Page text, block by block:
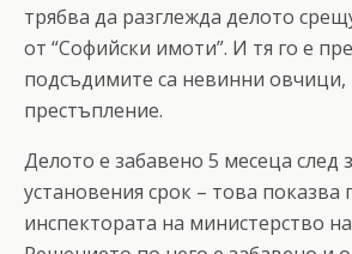
трябва да разглежда делото
от “Софийски имоти”. И тя го е
подсъдимите са невинни овчици,
престъпление.
Делото е забавено 5 месеца след
установения срок – това показва
инспектората на министерство